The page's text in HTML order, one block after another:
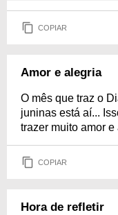
COPIAR
Amor e alegria
O mês que traz o
juninas está aí...
trazer muito amor e
COPIAR
Hora de refletir